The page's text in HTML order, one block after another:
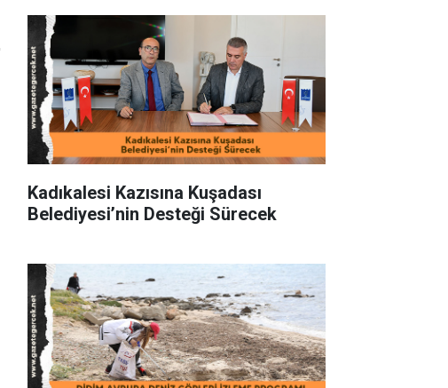
Kadıkalesi Kazısına Kuşadası
Belediyesi’nin Desteği Sürecek